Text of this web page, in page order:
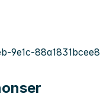
9e1c-88a1831bcee8